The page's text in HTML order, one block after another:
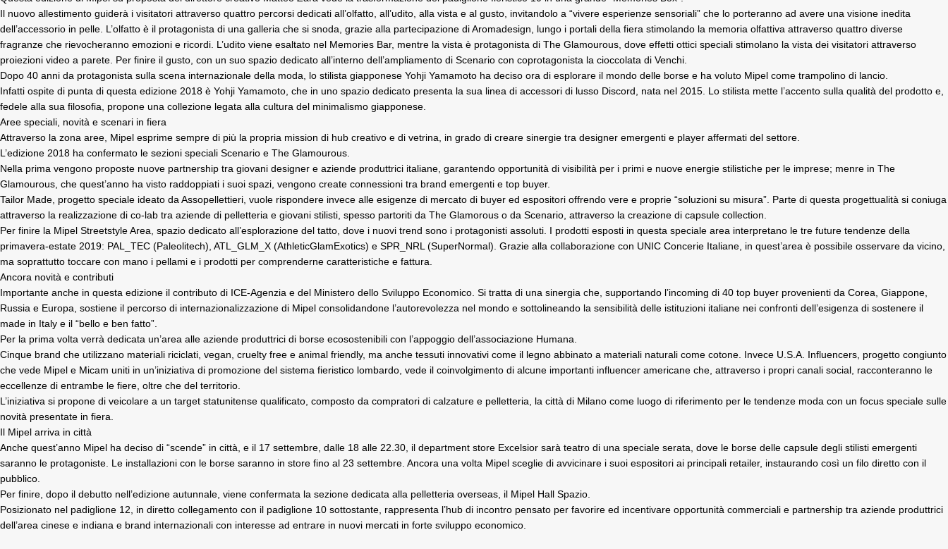
Il nuovo allestimento guiderà i visitatori attraverso quattro percorsi dedicati all’olfatto, all’udito, alla vista e al gusto, invitandolo a “vivere esperienze sensoriali” che lo porteranno ad avere una visione inedita
dell’accessorio in pelle. L’olfatto è il protagonista di una galleria che si snoda, grazie alla partecipazione di Aromadesign, lungo i portali della fiera stimolando la memoria olfattiva attraverso quattro diverse
fragranze che rievocheranno emozioni e ricordi. L’udito viene esaltato nel Memories Bar, mentre la vista è protagonista di The Glamourous, dove effetti ottici speciali stimolano la vista dei visitatori attraverso
proiezioni video a parete. Per finire il gusto, con un suo spazio dedicato all’interno dell’ampliamento di Scenario con coprotagonista la cioccolata di Venchi.
Dopo 40 anni da protagonista sulla scena internazionale della moda, lo stilista giapponese Yohji Yamamoto ha deciso ora di esplorare il mondo delle borse e ha voluto Mipel come trampolino di lancio.
Infatti ospite di punta di questa edizione 2018 è Yohji Yamamoto, che in uno spazio dedicato presenta la sua linea di accessori di lusso Discord, nata nel 2015. Lo stilista mette l’accento sulla qualità del prodotto e,
fedele alla sua filosofia, propone una collezione legata alla cultura del minimalismo giapponese.
Aree speciali, novità e scenari in fiera
Attraverso la zona aree, Mipel esprime sempre di più la propria mission di hub creativo e di vetrina, in grado di creare sinergie tra designer emergenti e player affermati del settore.
L’edizione 2018 ha confermato le sezioni speciali Scenario e The Glamourous.
Nella prima vengono proposte nuove partnership tra giovani designer e aziende produttrici italiane, garantendo opportunità di visibilità per i primi e nuove energie stilistiche per le imprese; menre in The
Glamourous, che quest’anno ha visto raddoppiati i suoi spazi, vengono create connessioni tra brand emergenti e top buyer.
Tailor Made, progetto speciale ideato da Assopellettieri, vuole rispondere invece alle esigenze di mercato di buyer ed espositori offrendo vere e proprie “soluzioni su misura”. Parte di questa progettualità si coniuga
attraverso la realizzazione di co-lab tra aziende di pelletteria e giovani stilisti, spesso partoriti da The Glamorous o da Scenario, attraverso la creazione di capsule collection.
Per finire la Mipel Streetstyle Area, spazio dedicato all’esplorazione del tatto, dove i nuovi trend sono i protagonisti assoluti. I prodotti esposti in questa speciale area interpretano le tre future tendenze della
primavera-estate 2019: PAL_TEC (Paleolitech), ATL_GLM_X (AthleticGlamExotics) e SPR_NRL (SuperNormal). Grazie alla collaborazione con UNIC Concerie Italiane, in quest’area è possibile osservare da vicino,
ma soprattutto toccare con mano i pellami e i prodotti per comprenderne caratteristiche e fattura.
Ancora novità e contributi
Importante anche in questa edizione il contributo di ICE-Agenzia e del Ministero dello Sviluppo Economico. Si tratta di una sinergia che, supportando l’incoming di 40 top buyer provenienti da Corea, Giappone,
Russia e Europa, sostiene il percorso di internazionalizzazione di Mipel consolidandone l’autorevolezza nel mondo e sottolineando la sensibilità delle istituzioni italiane nei confronti dell’esigenza di sostenere il
made in Italy e il “bello e ben fatto”.
Per la prima volta verrà dedicata un’area alle aziende produttrici di borse ecosostenibili con l’appoggio dell’associazione Humana.
Cinque brand che utilizzano materiali riciclati, vegan, cruelty free e animal friendly, ma anche tessuti innovativi come il legno abbinato a materiali naturali come cotone. Invece U.S.A. Influencers, progetto congiunto
che vede Mipel e Micam uniti in un’iniziativa di promozione del sistema fieristico lombardo, vede il coinvolgimento di alcune importanti influencer americane che, attraverso i propri canali social, racconteranno le
eccellenze di entrambe le fiere, oltre che del territorio.
L’iniziativa si propone di veicolare a un target statunitense qualificato, composto da compratori di calzature e pelletteria, la città di Milano come luogo di riferimento per le tendenze moda con un focus speciale sulle
novità presentate in fiera.
Il Mipel arriva in città
Anche quest’anno Mipel ha deciso di “scende” in città, e il 17 settembre, dalle 18 alle 22.30, il department store Excelsior sarà teatro di una speciale serata, dove le borse delle capsule degli stilisti emergenti
saranno le protagoniste. Le installazioni con le borse saranno in store fino al 23 settembre. Ancora una volta Mipel sceglie di avvicinare i suoi espositori ai principali retailer, instaurando così un filo diretto con il
pubblico.
Per finire, dopo il debutto nell’edizione autunnale, viene confermata la sezione dedicata alla pelletteria overseas, il Mipel Hall Spazio.
Posizionato nel padiglione 12, in diretto collegamento con il padiglione 10 sottostante, rappresenta l’hub di incontro pensato per favorire ed incentivare opportunità commerciali e partnership tra aziende produttrici
dell’area cinese e indiana e brand internazionali con interesse ad entrare in nuovi mercati in forte sviluppo economico.